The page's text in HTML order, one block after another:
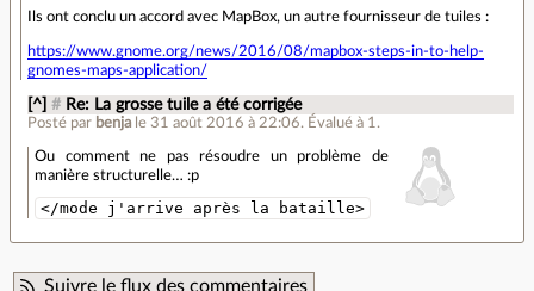
Ils ont conclu un accord avec MapBox, un autre fournisseur de tuiles :
https://www.gnome.org/news/2016/08/mapbox-steps-in-to-help-
gnomes-maps-application/
[^] # Re: La grosse tuile a été corrigée
Posté par benja le 31 août 2016 à 22:06. Évalué à 1 .
Ou comment ne pas résoudre un problème de
manière structurelle… :p
</mode j'arrive après la bataille>
Suivre le flux des commentaires